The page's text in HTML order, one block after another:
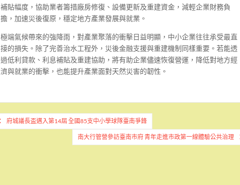
補貼幅度，協助業者籌措廠房修復、設備更新及重建資金，減輕企業財務負
擔，加速災後復原，穩定地方產業發展與就業。
極端氣候帶來的強降雨，對產業聚落的衝擊日益明顯，中小企業往往承受最直
接的損失。除了完善治水工程外，災後金融支援與重建機制同樣重要。若能透
過低利貸款、利息補貼及重建協助，將有助企業儘速恢復營運，降低對地方經
濟與就業的衝擊，也能提升產業面對天然災害的韌性。
府城議長盃邁入第14屆 全國85支中小學球隊臺南爭鋒
南大行管營參訪臺南市府 青年走進市政第一線體驗公共治理